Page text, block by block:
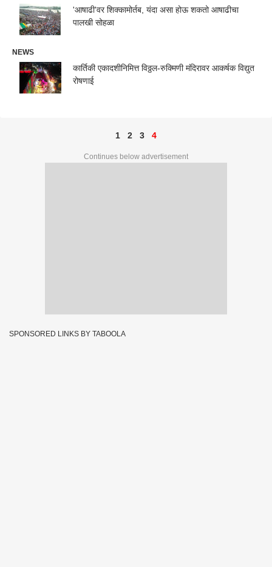
'आषाढी'वर शिक्कामोर्तब, यंदा असा होऊ शकतो आषाढीचा
पालखी सोहळा
NEWS
कार्तिकी एकादशीनिमित्त विठ्ठल-रुक्मिणी मंदिरावर आकर्षक विद्युत
रोषणाई
1 2 3 4
Continues below advertisement
SPONSORED LINKS BY TABOOLA